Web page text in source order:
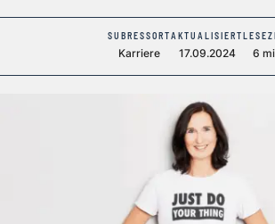
SUBRESSORT
Karriere
AKTUALISIERT
17.09.2024 6